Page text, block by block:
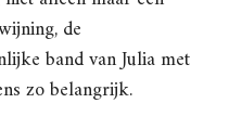
de
band van Julia met
zo belangrijk.